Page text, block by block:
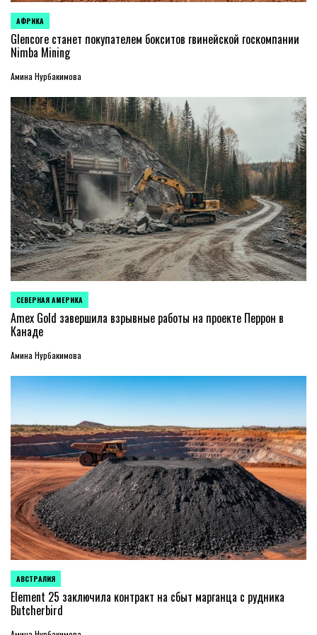
ОПУБЛИКОВАНО
В
АФРИКА
Glencore станет покупателем бокситов гвинейской госкомпании
Nimba Mining
Амина Нурбакимова
ОПУБЛИКОВАНО
В
СЕВЕРНАЯ АМЕРИКА
Amex Gold завершила взрывные работы на проекте Перрон в
Канаде
Амина Нурбакимова
ОПУБЛИКОВАНО
В
АВСТРАЛИЯ
Element 25 заключила контракт на сбыт марганца с рудника
Butcherbird